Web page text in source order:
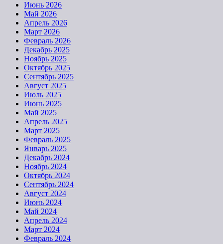
Июнь 2026
Май 2026
Апрель 2026
Март 2026
Февраль 2026
Декабрь 2025
Ноябрь 2025
Октябрь 2025
Сентябрь 2025
Август 2025
Июль 2025
Июнь 2025
Май 2025
Апрель 2025
Март 2025
Февраль 2025
Январь 2025
Декабрь 2024
Ноябрь 2024
Октябрь 2024
Сентябрь 2024
Август 2024
Июнь 2024
Май 2024
Апрель 2024
Март 2024
Февраль 2024